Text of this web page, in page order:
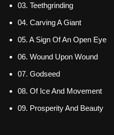
03. Teethgrinding
04. Carving A Giant
05. A Sign Of An Open Eye
06. Wound Upon Wound
07. Godseed
08. Of Ice And Movement
09. Prosperity And Beauty